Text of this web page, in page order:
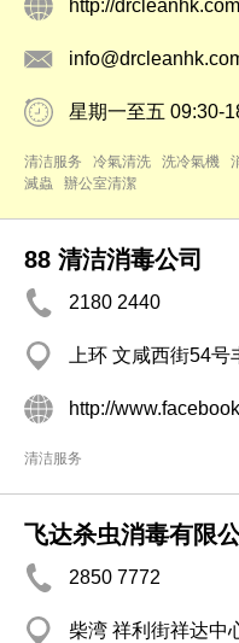
http://drcleanhk.com
星期一至五 09:30-
清洁服务 冷氣清洗 洗冷氣機
滅蟲
辦公室清潔
88 清洁消毒公司
2180 2440
上环 文咸西街54
http://
清洁服务
飞达杀虫消毒有限
2850 7772
柴湾 祥利街祥达中